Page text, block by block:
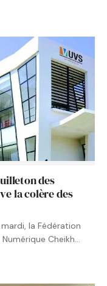
des
la colère des
la Fédération
Cheikh